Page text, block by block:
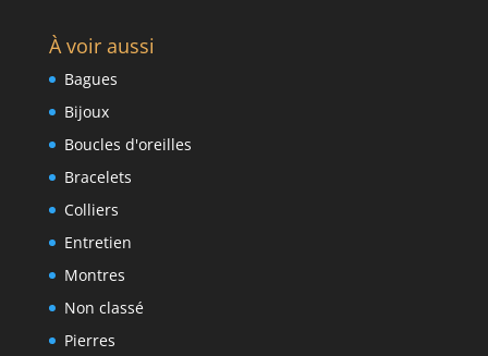
À voir aussi
Bagues
Bijoux
Boucles d'oreilles
Bracelets
Colliers
Entretien
Montres
Non classé
Pierres